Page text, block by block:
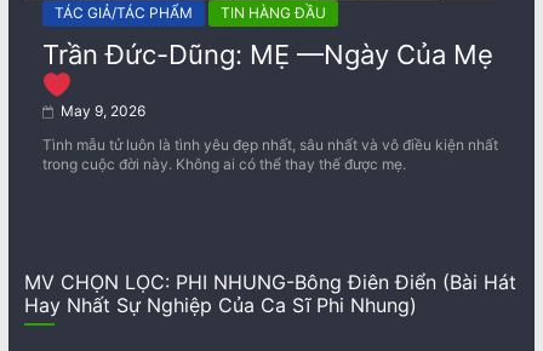
TÁC GIẢ/TÁC PHẨM TIN HÀNG ĐẦU
Trần Đức-Dũng: MẸ —Ngày Của Mẹ
May 9, 2026
Tình mẫu tử luôn là tình yêu đẹp nhất, sâu nhất và vô điều kiện nhất
trong cuộc đời này. Không ai có thể thay thế được mẹ.
MV CHỌN LỌC: PHI NHUNG-Bông Điên Điển (Bài Hát
Hay Nhất Sự Nghiệp Của Ca Sĩ Phi Nhung)